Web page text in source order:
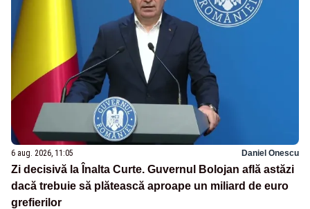
6 aug. 2026, 11:05 Daniel Onescu
Zi decisivă la Înalta Curte. Guvernul Bolojan află astăzi
dacă trebuie să plătească aproape un miliard de euro
grefierilor